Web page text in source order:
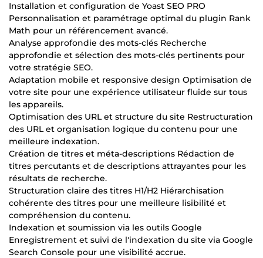
Installation et configuration de Yoast SEO PRO
Personnalisation et paramétrage optimal du plugin Rank
Math pour un référencement avancé.
Analyse approfondie des mots-clés Recherche
approfondie et sélection des mots-clés pertinents pour
votre stratégie SEO.
Adaptation mobile et responsive design Optimisation de
votre site pour une expérience utilisateur fluide sur tous
les appareils.
Optimisation des URL et structure du site Restructuration
des URL et organisation logique du contenu pour une
meilleure indexation.
Création de titres et méta-descriptions Rédaction de
titres percutants et de descriptions attrayantes pour les
résultats de recherche.
Structuration claire des titres H1/H2 Hiérarchisation
cohérente des titres pour une meilleure lisibilité et
compréhension du contenu.
Indexation et soumission via les outils Google
Enregistrement et suivi de l'indexation du site via Google
Search Console pour une visibilité accrue.